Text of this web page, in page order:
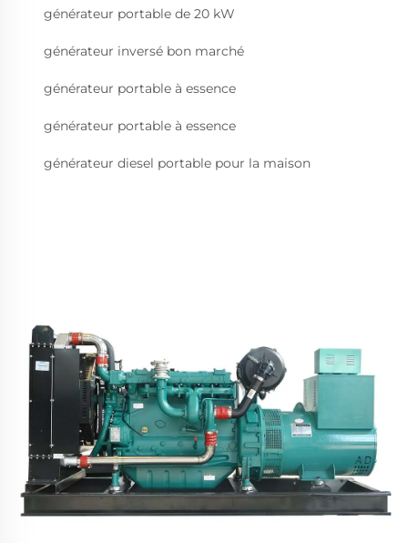
générateur portable de 20 kW
générateur inversé bon marché
générateur portable à essence
générateur portable à essence
générateur diesel portable pour la maison